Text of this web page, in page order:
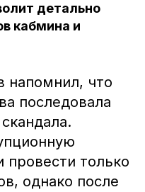
детально
кабмина и
напомнил, что
последовала
провести только
однако после